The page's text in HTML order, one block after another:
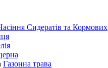
Сидератів та Кормових
Газонна трава